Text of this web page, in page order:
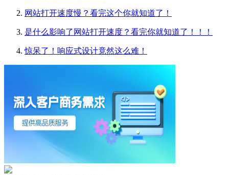
网站打开速度慢？看完这个你就知道了！
是什么影响了网站打开速度？看完你就知道了！！！
惊呆了！响应式设计竟然这么难！